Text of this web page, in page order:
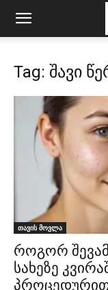
Tag: შავი
თავის მოვლა
როგორ
სახეზე